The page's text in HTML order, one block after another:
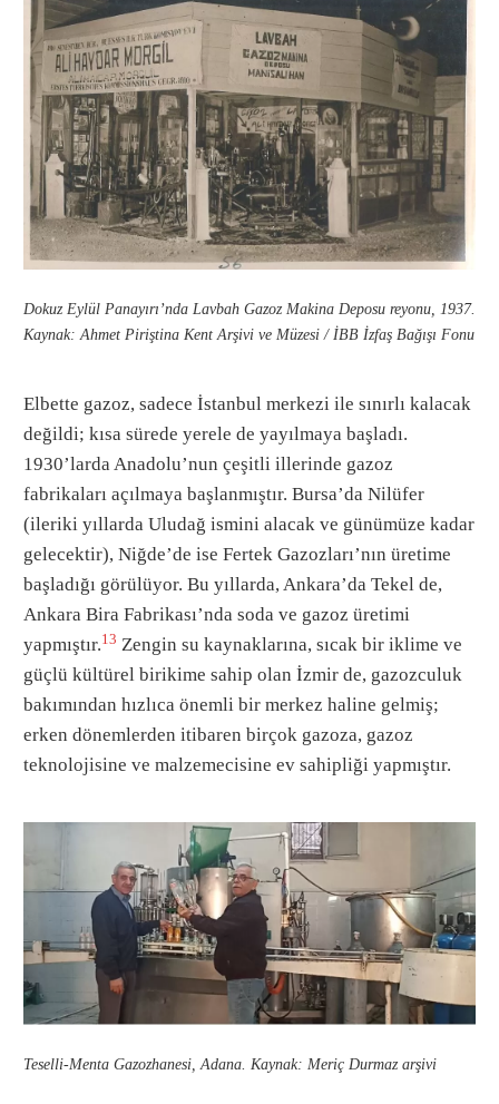
Dokuz Eylül Panayırı’nda Lavbah Gazoz Makina Deposu reyonu, 1937.
Kaynak: Ahmet Piriştina Kent Arşivi ve Müzesi / İBB İzfaş Bağışı Fonu
Elbette gazoz, sadece İstanbul merkezi ile sınırlı kalacak
değildi; kısa sürede yerele de yayılmaya başladı.
1930’larda Anadolu’nun çeşitli illerinde gazoz
fabrikaları açılmaya başlanmıştır. Bursa’da Nilüfer
(ileriki yıllarda Uludağ ismini alacak ve günümüze kadar
gelecektir), Niğde’de ise Fertek Gazozları’nın üretime
başladığı görülüyor. Bu yıllarda, Ankara’da Tekel de,
Ankara Bira Fabrikası’nda soda ve gazoz üretimi
yapmıştır.13 Zengin su kaynaklarına, sıcak bir iklime ve
güçlü kültürel birikime sahip olan İzmir de, gazozculuk
bakımından hızlıca önemli bir merkez haline gelmiş;
erken dönemlerden itibaren birçok gazoza, gazoz
teknolojisine ve malzemecisine ev sahipliği yapmıştır.
Teselli-Menta Gazozhanesi, Adana. Kaynak: Meriç Durmaz arşivi